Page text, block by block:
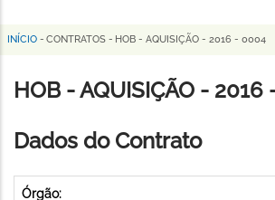
Horizonte
Trilha
de
INÍCIO - CONTRATOS - HOB - AQUISIÇÃO - 2016 - 0004
HOB - AQUISIÇÃO - 2016
Dados do Contrato
Órgão: